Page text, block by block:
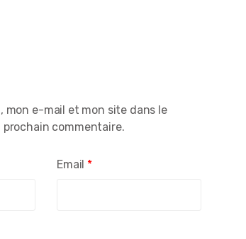
Email *
mon e-mail et mon site dans le
commentaire.